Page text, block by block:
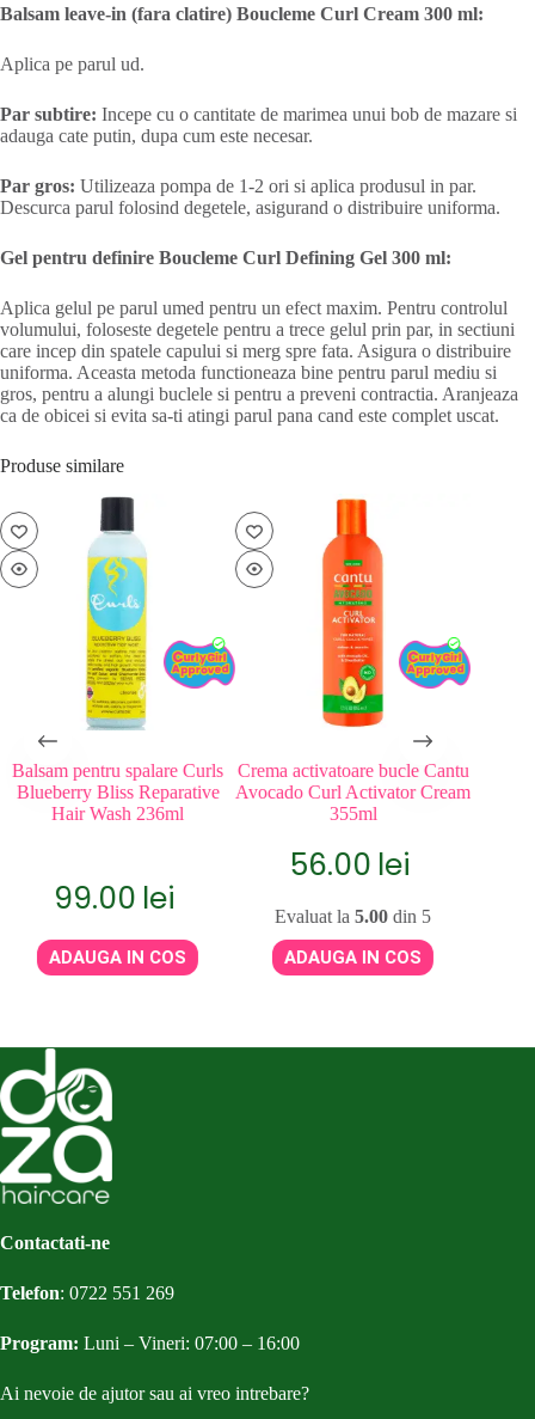
Balsam leave-in (fara clatire) Boucleme Curl Cream 300 ml:
Aplica pe parul ud.
Par subtire: Incepe cu o cantitate de marimea unui bob de mazare si
adauga cate putin, dupa cum este necesar.
Par gros: Utilizeaza pompa de 1-2 ori si aplica produsul in par.
Descurca parul folosind degetele, asigurand o distribuire uniforma.
Gel pentru definire Boucleme Curl Defining Gel 300 ml:
Aplica gelul pe parul umed pentru un efect maxim. Pentru controlul
volumului, foloseste degetele pentru a trece gelul prin par, in sectiuni
care incep din spatele capului si merg spre fata. Asigura o distribuire
uniforma. Aceasta metoda functioneaza bine pentru parul mediu si
gros, pentru a alungi buclele si pentru a preveni contractia. Aranjeaza
ca de obicei si evita sa-ti atingi parul pana cand este complet uscat.
Produse similare
Balsam pentru spalare Curls
Blueberry Bliss Reparative
Hair Wash 236ml
99.00 lei
ADAUGA IN COS
Crema activatoare bucle Cantu
Avocado Curl Activator Cream
355ml
56.00 lei
Evaluat la5.00 din 5
ADAUGA IN COS
Contactati-ne
Telefon: 0722 551 269
Program: Luni – Vineri: 07:00 – 16:00
Ai nevoie de ajutor sau ai vreo intrebare?